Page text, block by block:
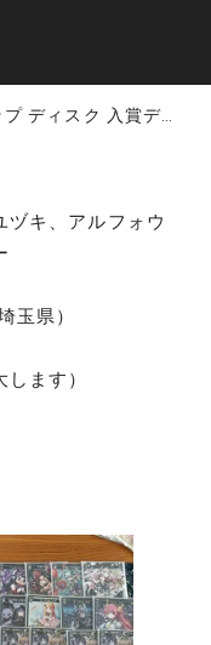
ディスク 入賞デッキ
ヅキ、アルフォウ
玉県）
ます）